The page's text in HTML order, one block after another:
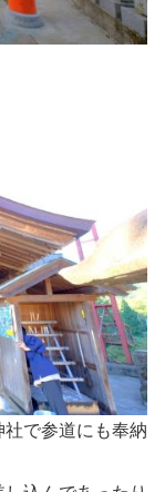
で参道にも奉納